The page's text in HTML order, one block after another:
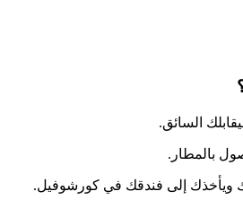
السائق.
بالمطار.
إلى فندقك في كورشوفيل.